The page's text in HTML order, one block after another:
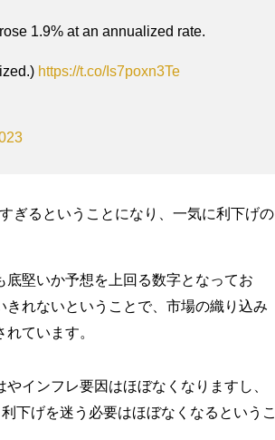
1.9% at an annualized rate.
https://t.co/Is7poxn3Te
ぎるということになり、一気に利下げの
堅いか予想を上回る数字となってお
れないということで、市場の織り込み
ています。
インフレ要因はほぼなくなりますし、
下げを迷う必要はほぼなくなるというこ